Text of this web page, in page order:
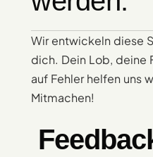
Wir entwickeln diese
dich. Dein Lob, deine
auf Fehler helfen uns
Mitmachen!